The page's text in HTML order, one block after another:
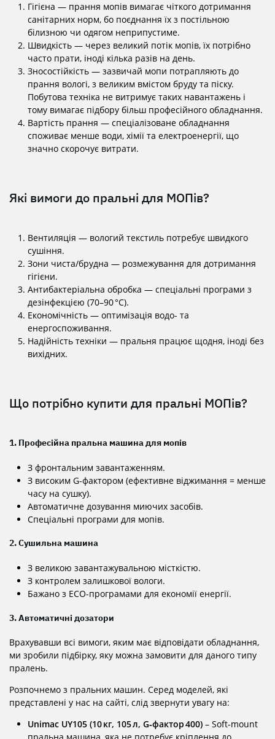
Гігієна — прання мопів вимагає чіткого дотримання
санітарних норм, бо поєднання їх з постільною
білизною чи одягом неприпустиме.
Швидкість — через великий потік мопів, їх потрібно
часто прати, іноді кілька разів на день.
Зносостійкість — зазвичай мопи потрапляють до
прання вологі, з великим вмістом бруду та піску.
Побутова техніка не витримує таких навантажень і
тому вимагає підбору більш професійного обладнання.
Вартість прання — спеціалізоване обладнання
споживає менше води, хімії та електроенергії, що
значно скорочує витрати.
Які вимоги до пральні для МОПів?
Вентиляція — вологий текстиль потребує швидкого
сушіння.
Зони чиста/брудна — розмежування для дотримання
гігієни.
Антибактеріальна обробка — спеціальні програми з
дезінфекцією (70–90 °C).
Економічність — оптимізація водо- та
енергоспоживання.
Надійність техніки — пральня працює щодня, іноді без
вихідних.
Що потрібно купити для пральні МОПів?
1. Професійна пральна машина для мопів
З фронтальним завантаженням.
З високим G-фактором (ефективне віджимання = менше
часу на сушку).
Автоматичне дозування миючих засобів.
Спеціальні програми для мопів.
2. Сушильна машина
З великою завантажувальною місткістю.
З контролем залишкової вологи.
Бажано з ECO-програмами для економії енергії.
3. Автоматичні дозатори
Врахувавши всі вимоги, яким має відповідати обладнання,
ми зробили підбірку, яку можна замовити для даного типу
пралень.
Розпочнемо з пральних машин. Серед моделей, які
представлені у нас на сайті, слід звернути увагу на:
Unimac UY105 (10 кг, 105 л, G‑фактор 400) – Soft‑mount